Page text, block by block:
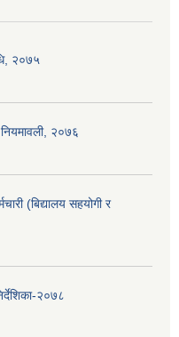
२०७५
नियमावली, २०७६
(बिद्यालय सहयोगी र
२०७८